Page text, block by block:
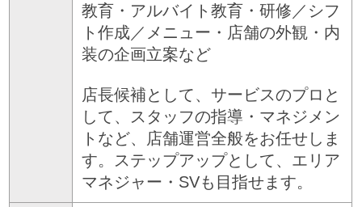
教育・アルバイト教育・研修／シフ
ト作成／メニュー・店舗の外観・内
装の企画立案など
店長候補として、サービスのプロと
して、スタッフの指導・マネジメン
トなど、店舗運営全般をお任せしま
す。ステップアップとして、エリア
マネジャー・SVも目指せます。